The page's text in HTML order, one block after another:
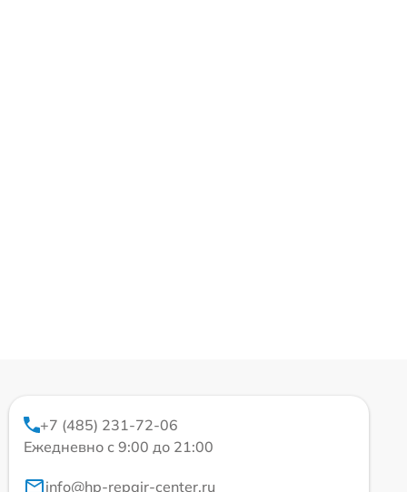
+7 (485) 231-72-06
Ежедневно с 9:00 до 21:00
info@hp-repair-center.ru